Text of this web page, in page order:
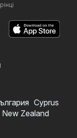
Cyprus
New Zealand